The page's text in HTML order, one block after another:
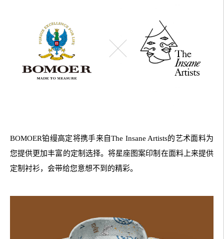
BOMOER铂缦高定将携手来自The Insane Artists的艺术面料为
您提供更加丰富的定制选择。将星座图案印制在面料上来提供
定制衬衫，会带给您意想不到的精彩。